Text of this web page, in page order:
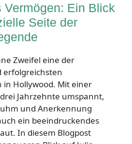
Vermögen: Ein Blick
Seite der
Zweifel eine der
erfolgreichsten
in Hollywood. Mit einer
Jahrzehnte umspannt,
und Anerkennung
ein beeindruckendes
In diesem Blogpost